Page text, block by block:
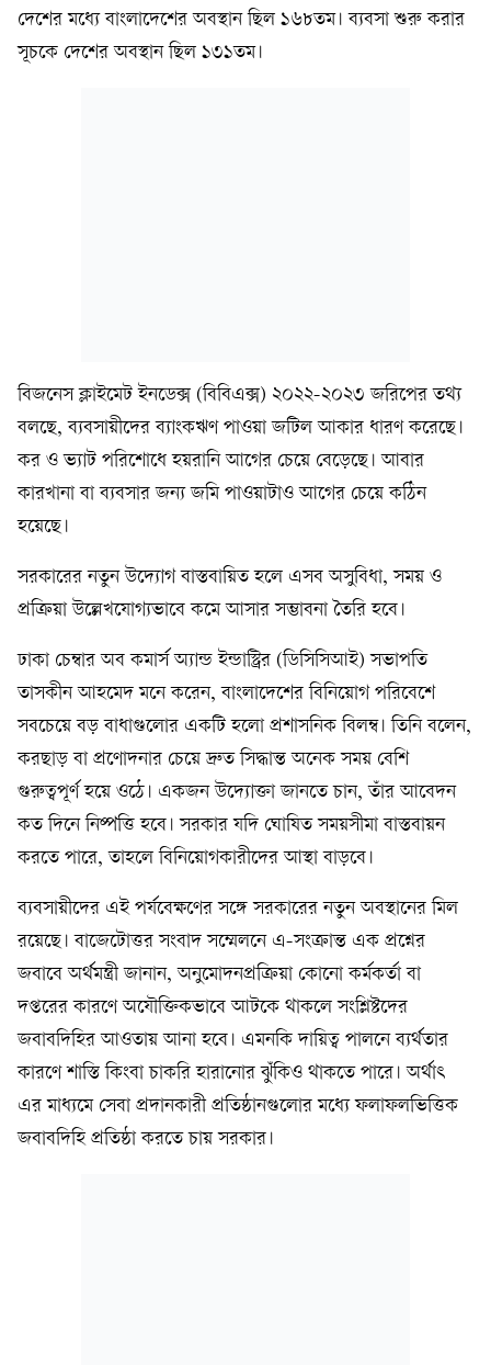
দেশের মধ্যে বাংলাদেশের অবস্থান ছিল ১৬৮তম। ব্যবসা শুরু করার
সূচকে দেশের অবস্থান ছিল ১৩১তম।
বিজনেস ক্লাইমেট ইনডেক্স (বিবিএক্স) ২০২২-২০২৩ জরিপের তথ্য
বলছে, ব্যবসায়ীদের ব্যাংকঋণ পাওয়া জটিল আকার ধারণ করেছে।
কর ও ভ্যাট পরিশোধে হয়রানি আগের চেয়ে বেড়েছে। আবার
কারখানা বা ব্যবসার জন্য জমি পাওয়াটাও আগের চেয়ে কঠিন
হয়েছে।
সরকারের নতুন উদ্যোগ বাস্তবায়িত হলে এসব অসুবিধা, সময় ও
প্রক্রিয়া উল্লেখযোগ্যভাবে কমে আসার সম্ভাবনা তৈরি হবে।
ঢাকা চেম্বার অব কমার্স অ্যান্ড ইন্ডাস্ট্রির (ডিসিসিআই) সভাপতি
তাসকীন আহমেদ মনে করেন, বাংলাদেশের বিনিয়োগ পরিবেশে
সবচেয়ে বড় বাধাগুলোর একটি হলো প্রশাসনিক বিলম্ব। তিনি বলেন,
করছাড় বা প্রণোদনার চেয়ে দ্রুত সিদ্ধান্ত অনেক সময় বেশি
গুরুত্বপূর্ণ হয়ে ওঠে। একজন উদ্যোক্তা জানতে চান, তাঁর আবেদন
কত দিনে নিষ্পত্তি হবে। সরকার যদি ঘোষিত সময়সীমা বাস্তবায়ন
করতে পারে, তাহলে বিনিয়োগকারীদের আস্থা বাড়বে।
ব্যবসায়ীদের এই পর্যবেক্ষণের সঙ্গে সরকারের নতুন অবস্থানের মিল
রয়েছে। বাজেটোত্তর সংবাদ সম্মেলনে এ-সংক্রান্ত এক প্রশ্নের
জবাবে অর্থমন্ত্রী জানান, অনুমোদনপ্রক্রিয়া কোনো কর্মকর্তা বা
দপ্তরের কারণে অযৌক্তিকভাবে আটকে থাকলে সংশ্লিষ্টদের
জবাবদিহির আওতায় আনা হবে। এমনকি দায়িত্ব পালনে ব্যর্থতার
কারণে শাস্তি কিংবা চাকরি হারানোর ঝুঁকিও থাকতে পারে। অর্থাৎ
এর মাধ্যমে সেবা প্রদানকারী প্রতিষ্ঠানগুলোর মধ্যে ফলাফলভিত্তিক
জবাবদিহি প্রতিষ্ঠা করতে চায় সরকার।